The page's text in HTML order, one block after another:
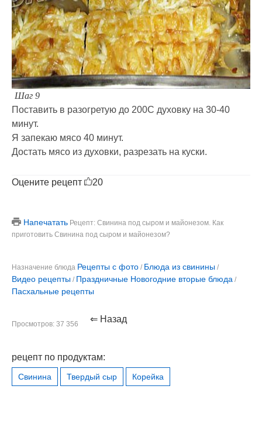
Шаг 9
Поставить в разогретую до 200С духовку на 30-40
минут.
Я запекаю мясо 40 минут.
Достать мясо из духовки, разрезать на куски.
Оцените рецепт 20
Напечатать Рецепт: Свинина под сыром и майонезом. Как
приготовить Свинина под сыром и майонезом?
Назначение блюда Рецепты с фото / Блюда из свинины /
Видео рецепты / Праздничные Новогодние вторые блюда /
Пасхальные рецепты
Просмотров: 37 356 ⇐ Назад
рецепт по продуктам:
Свинина Твердый сыр Корейка